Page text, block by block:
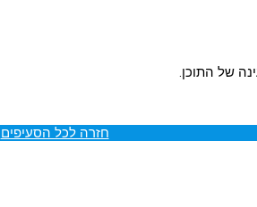
של התוכן.
חזרה לכל הסעיפים